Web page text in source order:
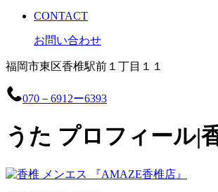
CONTACT
お問い合わせ
福岡市東区香椎駅前１丁目１１
070－6912ー6393
うた プロフィール|